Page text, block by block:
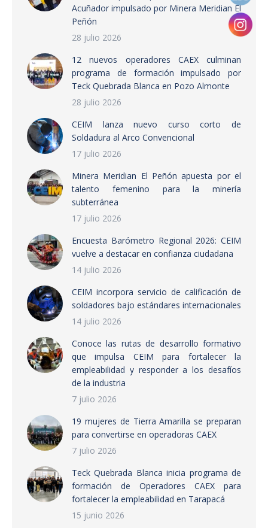
Acuñador impulsado por Minera Meridian El
Peñón
28 julio 2026
12 nuevos operadores CAEX culminan
programa de formación impulsado por
Teck Quebrada Blanca en Pozo Almonte
28 julio 2026
CEIM lanza nuevo curso corto de
Soldadura al Arco Convencional
17 julio 2026
Minera Meridian El Peñón apuesta por el
talento femenino para la minería
subterránea
17 julio 2026
Encuesta Barómetro Regional 2026: CEIM
vuelve a destacar en confianza ciudadana
14 julio 2026
CEIM incorpora servicio de calificación de
soldadores bajo estándares internacionales
14 julio 2026
Conoce las rutas de desarrollo formativo
que impulsa CEIM para fortalecer la
empleabilidad y responder a los desafíos
de la industria
7 julio 2026
19 mujeres de Tierra Amarilla se preparan
para convertirse en operadoras CAEX
7 julio 2026
Teck Quebrada Blanca inicia programa de
formación de Operadores CAEX para
fortalecer la empleabilidad en Tarapacá
15 junio 2026